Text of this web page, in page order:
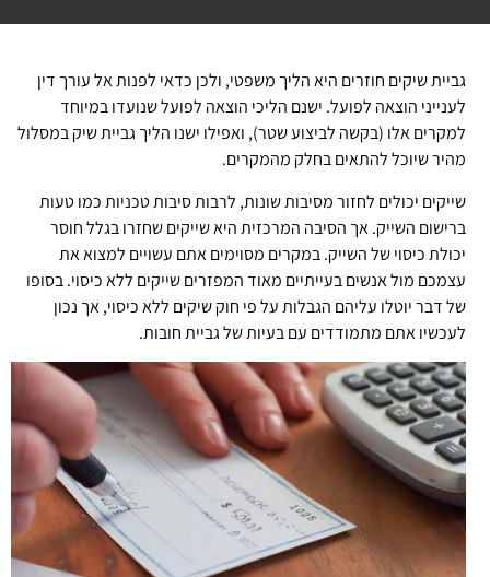
גביית שיקים חוזרים היא הליך משפטי, ולכן כדאי לפנות אל עורך דין
לענייני הוצאה לפועל. ישנם הליכי הוצאה לפועל שנועדו במיוחד
למקרים אלו (בקשה לביצוע שטר), ואפילו ישנו הליך גביית שיק במסלול
מהיר שיוכל להתאים בחלק מהמקרים.
שייקים יכולים לחזור מסיבות שונות, לרבות סיבות טכניות כמו טעות
ברישום השייק. אך הסיבה המרכזית היא שייקים שחזרו בגלל חוסר
יכולת כיסוי של השייק. במקרים מסוימים אתם עשויים למצוא את
עצמכם מול אנשים בעייתיים מאוד המפזרים שייקים ללא כיסוי. בסופו
של דבר יוטלו עליהם הגבלות על פי חוק שיקים ללא כיסוי, אך נכון
לעכשיו אתם מתמודדים עם בעיות של גביית חובות.